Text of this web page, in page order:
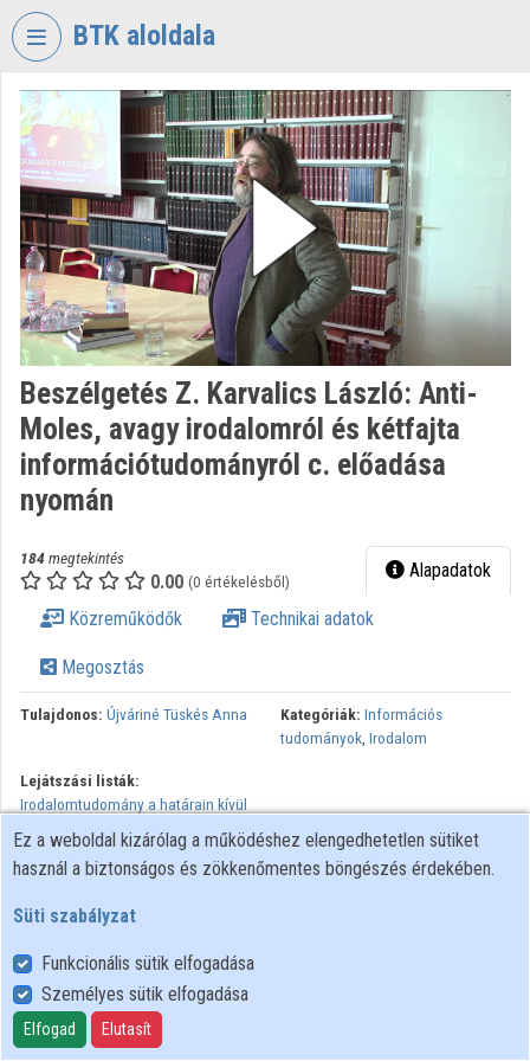
Fejléc kihagyása
BTK aloldala
VIDEOTORIUM
BÖLCSÉSZETTUDOMÁNYI
KUTATÓKÖZPONT
Intézményi kezdőlap
Bejelentkezés
Intézményi felfedezés
Kategóriák
Intézményi listák
Intézmények
Közreműködők
Beszélgetés Z. Karvalics László: Anti-
Moles, avagy irodalomról és kétfajta
információtudományról c. előadása
nyomán
184megtekintés
0.00 (0 értékelésből) Alapadatok
Közreműködők Technikai adatok
Megosztás
Tulajdonos: Újváriné Tüskés Anna Kategóriák: Információs
tudományok, Irodalom
Lejátszási listák:
Irodalomtudomány a határain kívül
Minden jog fenntartva.
Felhasználói szabályzat
Adatkezelési tájékoztató
Süti szabályzat
Ez a weboldal kizárólag a működéshez elengedhetetlen sütiket
használ a biztonságos és zökkenőmentes böngészés érdekében.
Süti szabályzat
Funkcionális sütik elfogadása
Személyes sütik elfogadása
Elfogad Elutasít